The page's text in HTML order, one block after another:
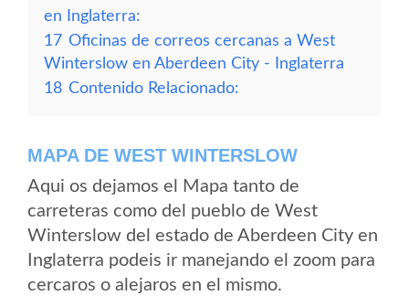
en Inglaterra:
17 Oficinas de correos cercanas a West
Winterslow en Aberdeen City - Inglaterra
18 Contenido Relacionado:
MAPA DE WEST WINTERSLOW
Aqui os dejamos el Mapa tanto de
carreteras como del pueblo de West
Winterslow del estado de Aberdeen City en
Inglaterra podeis ir manejando el zoom para
cercaros o alejaros en el mismo.